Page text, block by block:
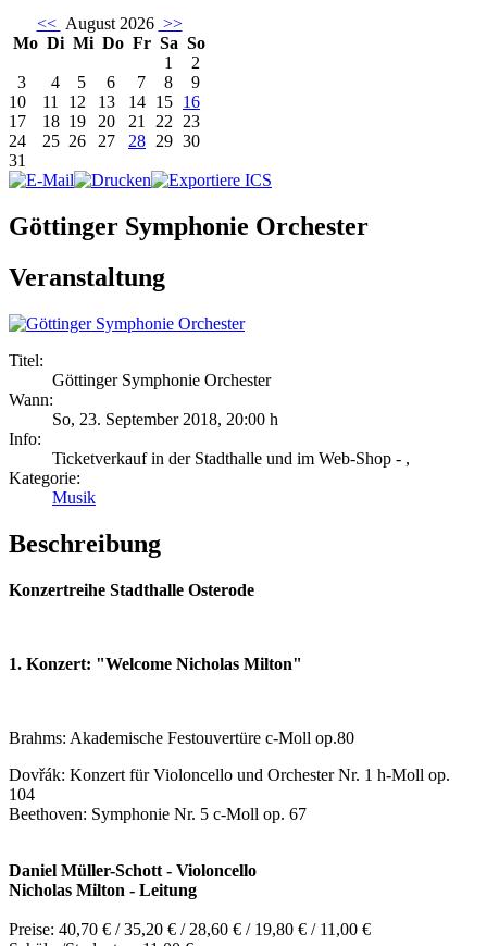
<< August 2026 >>
Mo Di Mi Do Fr Sa So
1
2
3
4 5 6 7 8
9
10
11 12 13 14 15 16
17
18 19 20 21 22 23
24
25 26 27 28 29 30
31
Göttinger Symphonie Orchester
Veranstaltung
Titel:
Göttinger Symphonie Orchester
Wann:
So, 23. September 2018, 20:00 h
Info:
Ticketverkauf in der Stadthalle und im Web-Shop - ,
Kategorie:
Musik
Beschreibung
Konzertreihe Stadthalle Osterode
1. Konzert: "Welcome Nicholas Milton"
Brahms: Akademische Festouvertüre c-Moll op.80
Dovřák: Konzert für Violoncello und Orchester Nr. 1 h-Moll op.
104
Beethoven: Symphonie Nr. 5 c-Moll op. 67
Daniel Müller-Schott - Violoncello
Nicholas Milton - Leitung
Preise: 40,70 € / 35,20 € / 28,60 € / 19,80 € / 11,00 €